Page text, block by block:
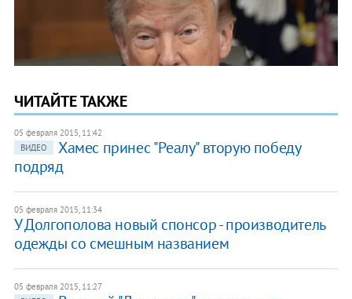
ЧИТАЙТЕ ТАКЖЕ
05 февраля 2015, 11:42
ВИДЕО
Хамес принес "Реалу" вторую победу
подряд
05 февраля 2015, 11:34
У Долгополова новый спонсор - производитель
одежды со смешным названием
05 февраля 2015, 11:27